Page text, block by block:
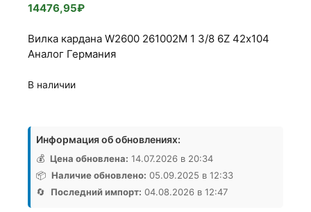
14476,95₽
Вилка кардана W2600 261002М 1 3/8 6Z 42х104
Аналог Германия
В наличии
товара
Вилка
кардана
W2600
261002М
1
Информация об обновлениях:
💰 Цена обновлена: 14.07.2026 в 20:34
📦 Наличие обновлено: 05.09.2025 в 12:33
🔄
Последний импорт: 04.08.2026 в 12:47